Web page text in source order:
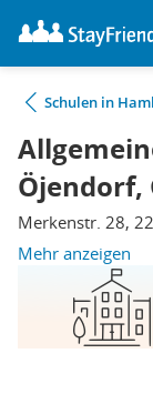
Schulen in
Öjendorf,
Merkenstr. 28,
Mehr anzeigen